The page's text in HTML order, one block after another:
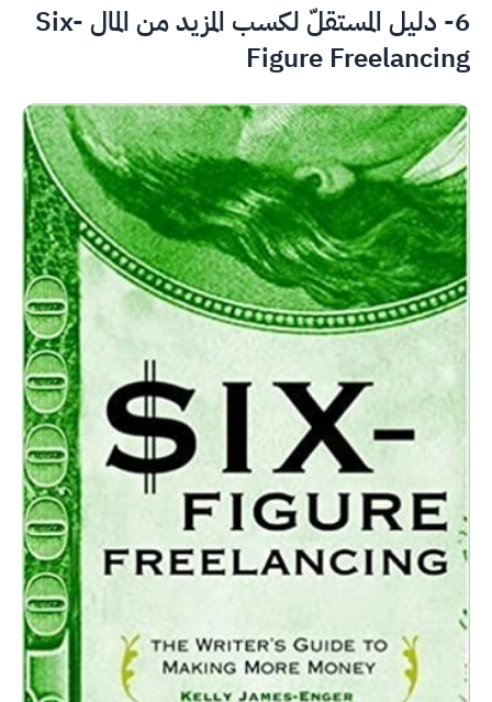
6- دليل المستقلّ لكسب المزيد من المال Six-
Figure Freelancing